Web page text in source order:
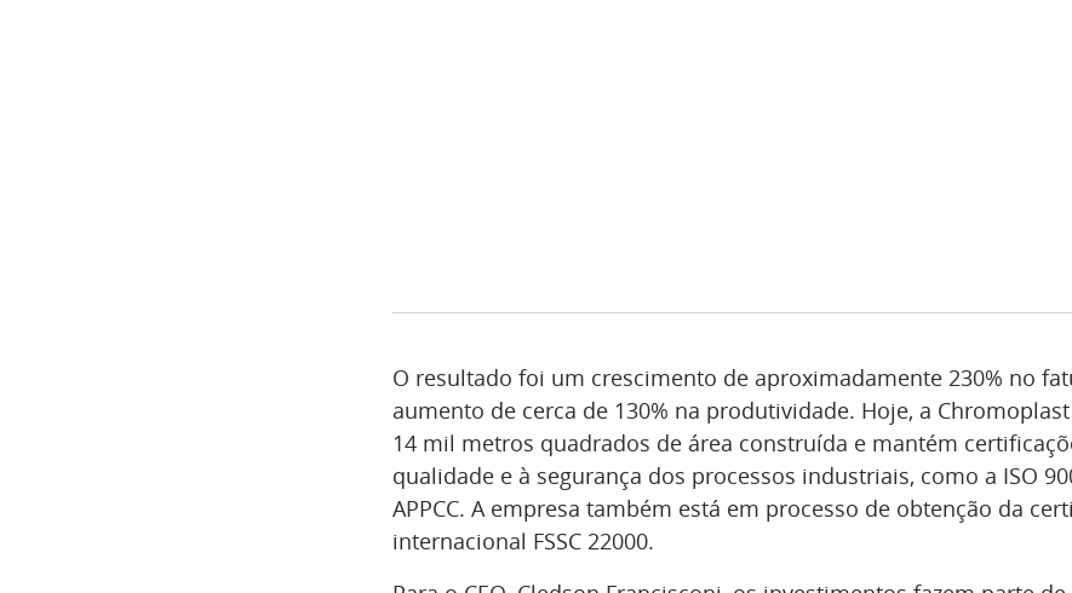
O resultado foi um crescimento de aproximadamente 230% no
aumento de cerca de 130% na produtividade. Hoje, a
14 mil metros quadrados de área construída e mantém
qualidade e à segurança dos processos industriais, como a ISO
APPCC. A empresa também está em processo de obtenção da
internacional FSSC 22000.